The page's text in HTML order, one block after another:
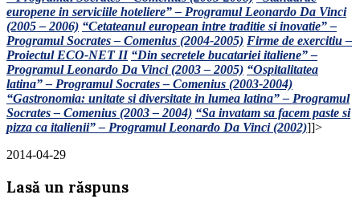
europene in serviciile hoteliere” – Programul Leonardo Da Vinci
(2005 – 2006) “Cetateanul european intre traditie si inovatie” –
Programul Socrates – Comenius (2004-2005) Firme de exercitiu –
Proiectul ECO-NET II “Din secretele bucatariei italiene” –
Programul Leonardo Da Vinci (2003 – 2005) “Ospitalitatea
latina” – Programul Socrates – Comenius (2003-2004)
“Gastronomia: unitate si diversitate in lumea latina” – Programul
Socrates – Comenius (2003 – 2004) “Sa invatam sa facem paste si
pizza ca italienii” – Programul Leonardo Da Vinci (2002)]]>
2014-04-29
Lasă un răspuns